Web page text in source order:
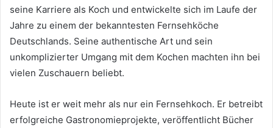
seine Karriere als Koch und entwickelte sich im Laufe der
Jahre zu einem der bekanntesten Fernsehköche
Deutschlands. Seine authentische Art und sein
unkomplizierter Umgang mit dem Kochen machten ihn bei
vielen Zuschauern beliebt.
Heute ist er weit mehr als nur ein Fernsehkoch. Er betreibt
erfolgreiche Gastronomieprojekte, veröffentlicht Bücher